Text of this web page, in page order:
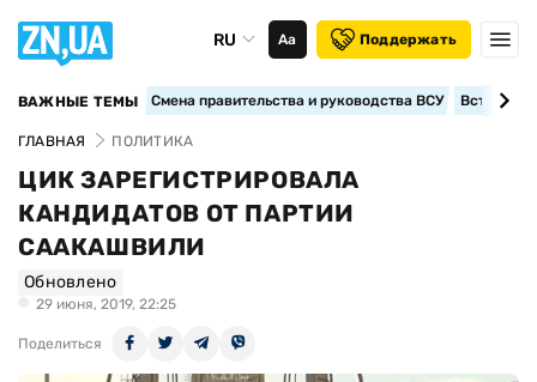
RU Аа Поддержать
ВАЖНЫЕ ТЕМЫ Смена правительства и руководства ВСУ
ГЛАВНАЯ ПОЛИТИКА
ЦИК ЗАРЕГИСТРИРОВАЛА
КАНДИДАТОВ ОТ ПАРТИИ
СААКАШВИЛИ
Обновлено
29 июня, 2019, 22:25
Поделиться